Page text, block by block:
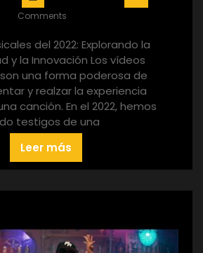
Comments
del 2022: Explorando la
y la Innovación Los vídeos
una forma poderosa de
y realzar la experiencia
canción. En el 2022, hemos
testigos de una
Leer más